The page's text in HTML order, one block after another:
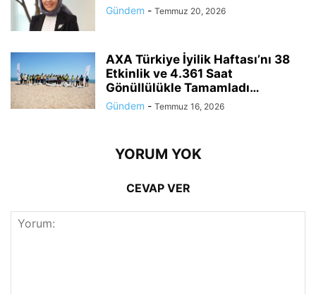
Gündem - Temmuz 20, 2026
AXA Türkiye İyilik Haftası’nı 38
Etkinlik ve 4.361 Saat
Gönüllülükle Tamamladı…
Gündem - Temmuz 16, 2026
YORUM YOK
CEVAP VER